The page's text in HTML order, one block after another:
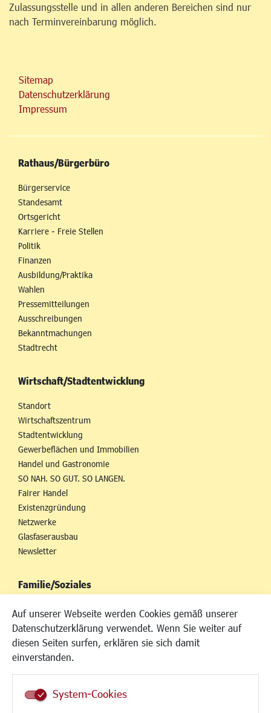
Auf unserer Webseite werden Cookies gemäß unserer
Datenschutzerklärung verwendet. Wenn Sie weiter auf
diesen Seiten surfen, erklären sie sich damit
einverstanden.
System-Cookies
Zulassungsstelle und in allen anderen Bereichen sind nur
nach Terminvereinbarung möglich.
Sitemap
Datenschutzerklärung
Impressum
Rathaus/Bürgerbüro
Bürgerservice
Standesamt
Ortsgericht
Karriere - Freie Stellen
Politik
Finanzen
Ausbildung/Praktika
Wahlen
Pressemitteilungen
Ausschreibungen
Bekanntmachungen
Stadtrecht
Wirtschaft/Stadtentwicklung
Standort
Wirtschaftszentrum
Stadtentwicklung
Gewerbeflächen und Immobilien
Handel und Gastronomie
SO NAH. SO GUT. SO LANGEN.
Fairer Handel
Existenzgründung
Netzwerke
Glasfaserausbau
Newsletter
Familie/Soziales
Kinderbetreuung
Kinder und Jugend
Institutionen für Familien
Frauen
Schule